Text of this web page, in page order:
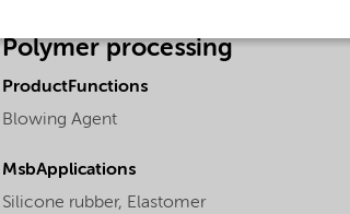
Polymer processing
ProductFunctions
Blowing Agent
MsbApplications
Silicone rubber, Elastomer